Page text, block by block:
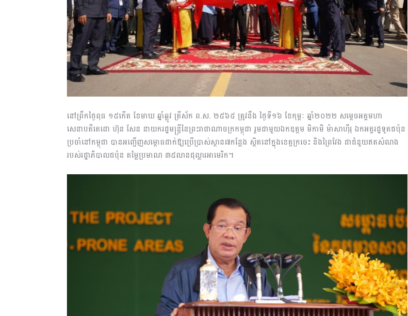
ព័ត៌មាន​
និង
រហ័ស
នៅព្រឹកថ្ងៃពុធ ១៥កើត ខែមាឃ ឆ្នាំឆ្លូវ ត្រីស័ក ព.ស. ២៥៦៥ ត្រូវនឹង ថ្ងៃទី១៦ ខែកុម្ភៈ ឆ្នាំ២០២២​ សម្តេចអគ្គមហា
សេនាបតីតេជោ ហ៊ុន សែន នាយករដ្ឋមន្ត្រីនៃព្រះរាជាណាចក្រកម្ពុជា រួមជាមួយឯកឧត្តម មិកាមិ ម៉ាសាហ៉ីរុ ឯកអគ្គរដ្ឋទូតជប៉ុន
ប្រចាំនៅកម្ពុជា បានអញ្ជើញសម្ពោធដាក់ឱ្យប្រើប្រាស់ស្ពាន៧កន្លែង ស្ថិតនៅក្នុងខេត្តក្រចេះ និងព្រៃវែង ជាជំនួយឥតសំណង
របស់រដ្ឋាភិបាលជប៉ុន តម្លៃប្រមាណ ៣៥លានដុល្លារអាមេរិក។